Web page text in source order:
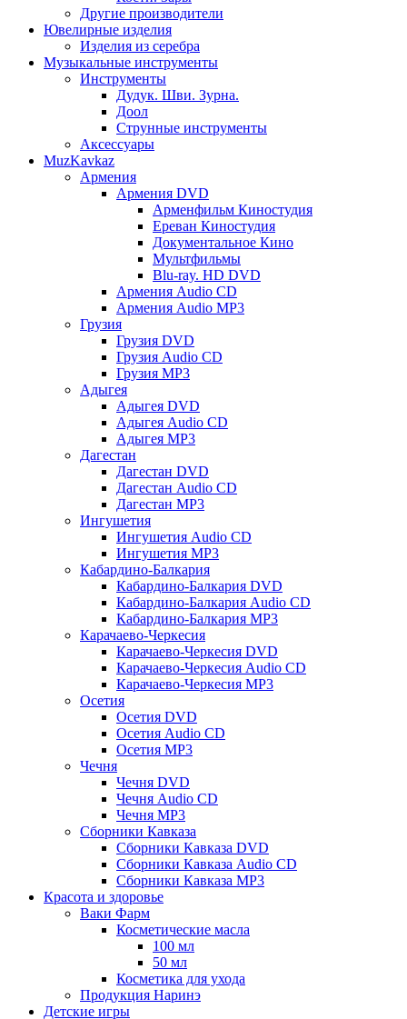
Другие производители
Ювелирные изделия
Изделия из серебра
Музыкальные инструменты
Инструменты
Дудук. Шви. Зурна.
Доол
Струнные инструменты
Аксессуары
MuzKavkaz
Армения
Армения DVD
Арменфильм Киностудия
Ереван Киностудия
Документальное Кино
Мультфильмы
Blu-ray. HD DVD
Армения Audio CD
Армения Audio MP3
Грузия
Грузия DVD
Грузия Audio CD
Грузия MP3
Адыгея
Адыгея DVD
Адыгея Audio CD
Адыгея MP3
Дагестан
Дагестан DVD
Дагестан Audio CD
Дагестан MP3
Ингушетия
Ингушетия Audio CD
Ингушетия MP3
Кабардино-Балкария
Кабардино-Балкария DVD
Кабардино-Балкария Audio CD
Кабардино-Балкария MP3
Карачаево-Черкесия
Карачаево-Черкесия DVD
Карачаево-Черкесия Audio CD
Карачаево-Черкесия MP3
Осетия
Осетия DVD
Осетия Audio CD
Осетия MP3
Чечня
Чечня DVD
Чечня Audio CD
Чечня MP3
Сборники Кавказа
Сборники Кавказа DVD
Сборники Кавказа Audio CD
Сборники Кавказа MP3
Красота и здоровье
Ваки Фарм
Косметические масла
100 мл
50 мл
Косметика для ухода
Продукция Наринэ
Детские игры